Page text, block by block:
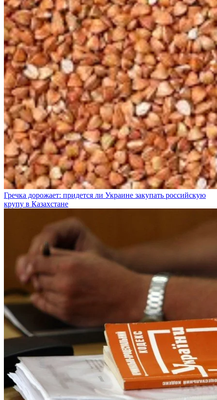
Гречка дорожает: придется ли Украине закупать российскую
крупу в Казахстане